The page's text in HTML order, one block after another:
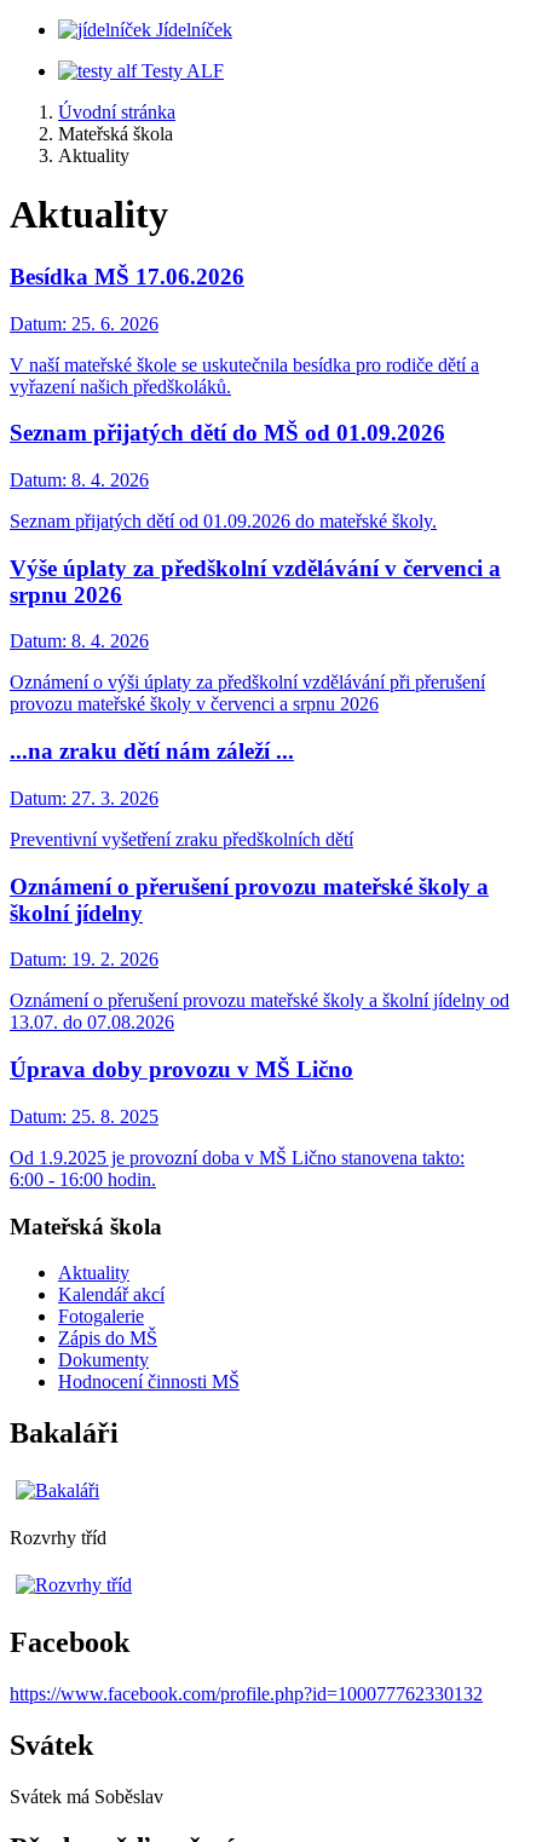
Jídelníček
Testy ALF
Úvodní stránka
Mateřská škola
Aktuality
Aktuality
Besídka MŠ 17.06.2026
Datum: 25. 6. 2026
V naší mateřské škole se uskutečnila besídka pro rodiče dětí a
vyřazení našich předškoláků.
Seznam přijatých dětí do MŠ od 01.09.2026
Datum: 8. 4. 2026
Seznam přijatých dětí od 01.09.2026 do mateřské školy.
Výše úplaty za předškolní vzdělávání v červenci a
srpnu 2026
Datum: 8. 4. 2026
Oznámení o výši úplaty za předškolní vzdělávání při přerušení
provozu mateřské školy v červenci a srpnu 2026
...na zraku dětí nám záleží ...
Datum: 27. 3. 2026
Preventivní vyšetření zraku předškolních dětí
Oznámení o přerušení provozu mateřské školy a
školní jídelny
Datum: 19. 2. 2026
Oznámení o přerušení provozu mateřské školy a školní jídelny od
13.07. do 07.08.2026
Úprava doby provozu v MŠ Lično
Datum: 25. 8. 2025
Od 1.9.2025 je provozní doba v MŠ Lično stanovena takto:
6:00 - 16:00 hodin.
Mateřská škola
Aktuality
Kalendář akcí
Fotogalerie
Zápis do MŠ
Dokumenty
Hodnocení činnosti MŠ
Bakaláři
Rozvrhy tříd
Facebook
https://www.facebook.com/profile.php?id=100077762330132
Svátek
Svátek má Soběslav